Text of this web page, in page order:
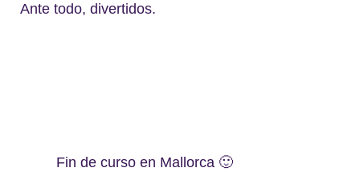
Ante todo, divertidos.
Fin de curso en Mallorca 🙂